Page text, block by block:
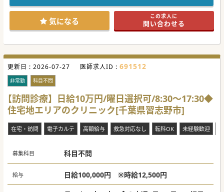
気になる この求人に
問い合わせる
更新日 : 2026-07-27 医師求人ID : 691512
非常勤 科目不問
【訪問診療】日給10万円/曜日選択可/8:30～17:30◆
住宅地エリアのクリニック[千葉県習志野市]
在宅・訪問 電子カルテ 高額給与 救急対応なし 転科OK 未経験歓迎
募集科目 科目不問
給与 日給100,000円 ※時給12,500円